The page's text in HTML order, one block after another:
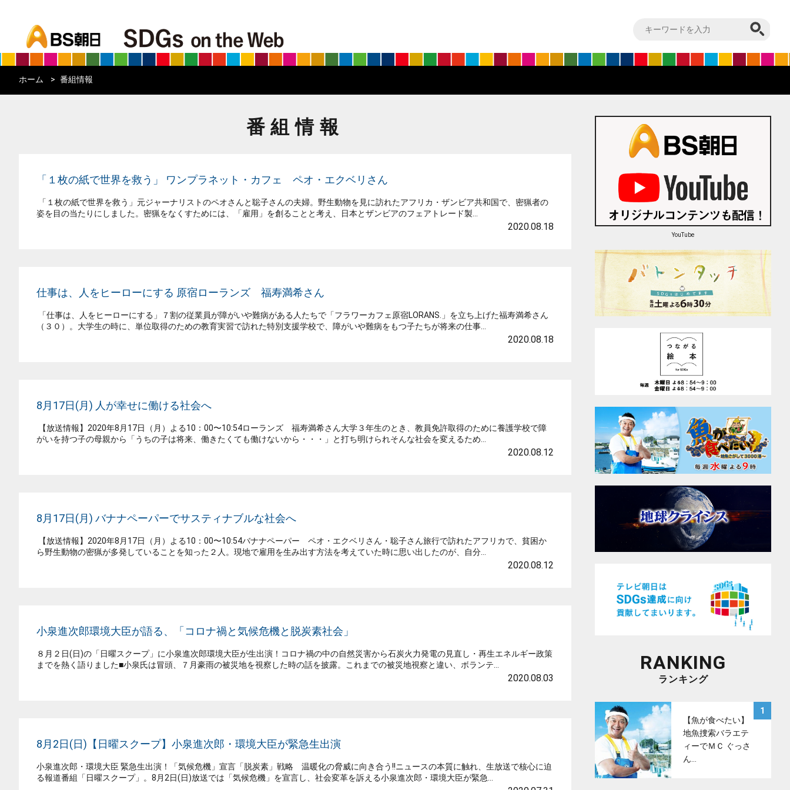
ホーム 番組情報
番組情報
「１枚の紙で世界を救う」 ワンプラネット・カフェ ペオ・エクベリさん
「１枚の紙で世界を救う」元ジャーナリストのペオさんと聡子さんの夫婦。野生動物を見に訪れたアフリカ・ザンビア共和国で、密猟者の
姿を目の当たりにしました。密猟をなくすためには、「雇用」を創ることと考え、日本とザンビアのフェアトレード製...
2020.08.18
仕事は、人をヒーローにする 原宿ローランズ 福寿満希さん
「仕事は、人をヒーローにする」７割の従業員が障がいや難病がある人たちで「フラワーカフェ原宿LORANS.」を立ち上げた福寿満希さん
（３０）。大学生の時に、単位取得のための教育実習で訪れた特別支援学校で、障がいや難病をもつ子たちが将来の仕事...
2020.08.18
8月17日(月) 人が幸せに働ける社会へ
【放送情報】2020年8月17日（月）よる10：00〜10:54ローランズ 福寿満希さん大学３年生のとき、教員免許取得のために養護学校で障
がいを持つ子の母親から「うちの子は将来、働きたくても働けないから・・・」と打ち明けられそんな社会を変えるため...
2020.08.12
8月17日(月) バナナペーパーでサスティナブルな社会へ
【放送情報】2020年8月17日（月）よる10：00〜10:54バナナペーパー ペオ・エクベリさん・聡子さん旅行で訪れたアフリカで、貧困か
ら野生動物の密猟が多発していることを知った２人。現地で雇用を生み出す方法を考えていた時に思い出したのが、自分...
2020.08.12
小泉進次郎環境大臣が語る、「コロナ禍と気候危機と脱炭素社会」
８月２日(日)の「日曜スクープ」に小泉進次郎環境大臣が生出演！コロナ禍の中の自然災害から石炭火力発電の見直し・再生エネルギー政策
までを熱く語りました■小泉氏は冒頭、７月豪雨の被災地を視察した時の話を披露。これまでの被災地視察と違い、ボランテ...
2020.08.03
8月2日(日)【日曜スクープ】小泉進次郎・環境大臣が緊急生出演
小泉進次郎・環境大臣 緊急生出演！「気候危機」宣言「脱炭素」戦略 温暖化の脅威に向き合う!!ニュースの本質に触れ、生放送で核心に迫
る報道番組「日曜スクープ」。8月2日(日)放送では「気候危機」を宣言し、社会変革を訴える小泉進次郎・環境大臣が緊急...
YouTube
RANKING
ランキング
1
【魚が食べたい】
地魚捜索バラエテ
ィーでＭＣ ぐっさ
ん…